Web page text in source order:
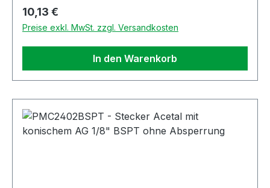
Regulärer Preis:
10,13 €
Preise exkl. MwSt. zzgl. Versandkosten
In den Warenkorb